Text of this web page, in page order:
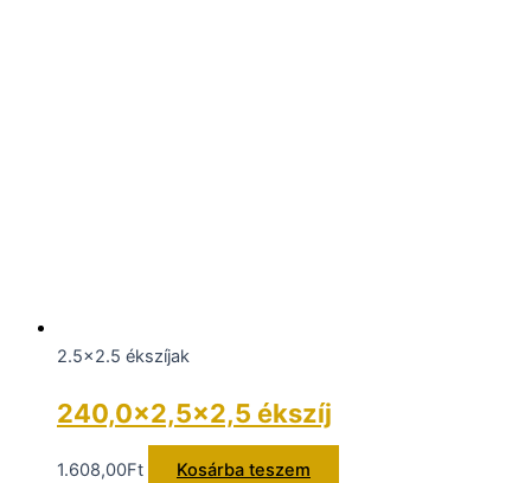
2.5x2.5 ékszíjak
240,0×2,5×2,5 ékszíj
1.608,00Ft Kosárba teszem